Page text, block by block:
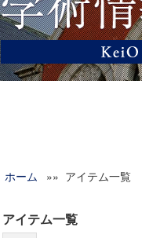
ホーム »» アイテム一覧
アイテム一覧